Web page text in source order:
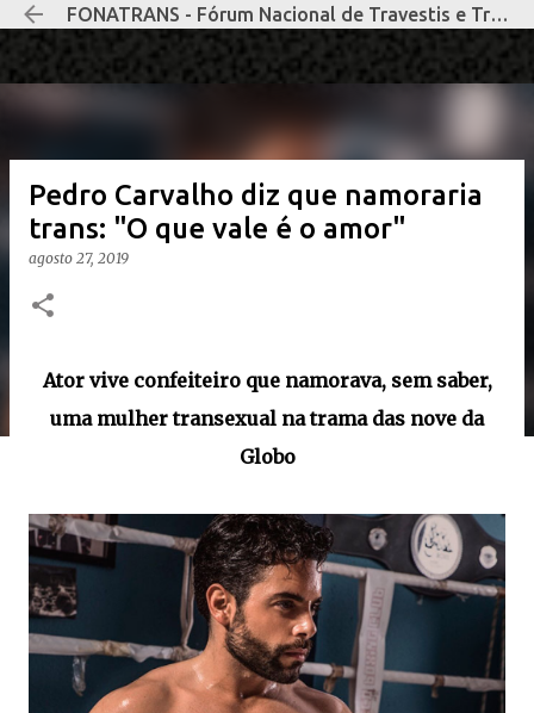
Pular para o conteúdo principal
FONATRANS - Fórum Nacional de Travestis e Transexuais Negras e Negros
Pedro Carvalho diz que namoraria
trans: "O que vale é o amor"
agosto 27, 2019
Ator vive confeiteiro que namorava, sem saber,
uma mulher transexual na trama das nove da
Globo